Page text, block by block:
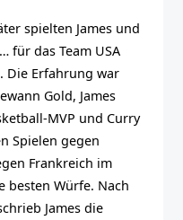
spielten James und
für das Team USA
Die Erfahrung war
Gold, James
MVP und Curry
Spielen gegen
Frankreich im
besten Würfe. Nach
James die